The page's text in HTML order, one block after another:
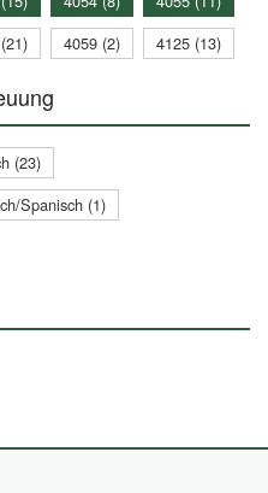
4059 (2) 4125 (13)
(23)
Spanisch (1)